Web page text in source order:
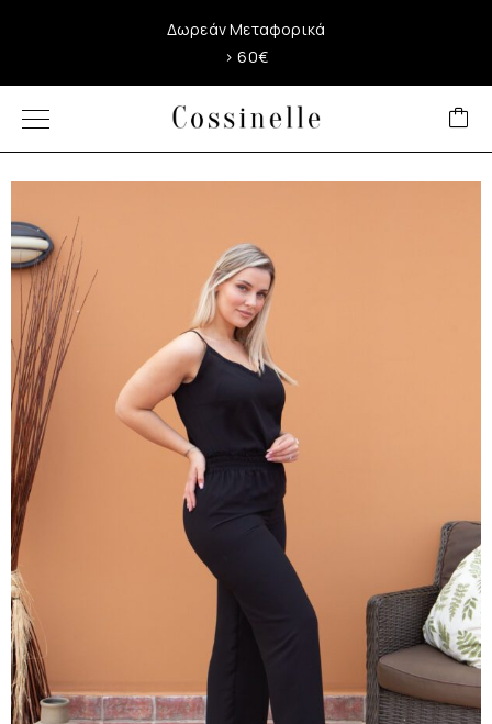
Δωρεάν Μεταφορικά
> 60€